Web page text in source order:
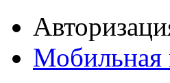
Мобильная